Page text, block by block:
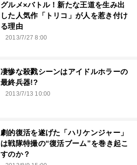
グルメ×バトル！新たな王道を生み出
した人気作「トリコ」が人を惹き付け
る理由
2013/7/27 8:00
凄惨な殺戮シーンはアイドルホラーの
最終兵器!?
2013/7/13 10:00
劇的復活を遂げた「ハリケンジャー」
は戦隊特撮の“復活ブーム”を巻き起こ
すのか？